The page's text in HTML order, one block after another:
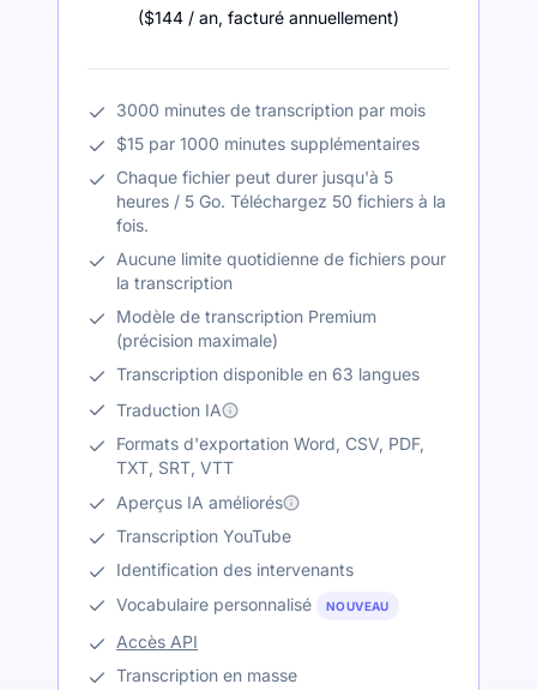
($144 / an, facturé annuellement)
3000 minutes de transcription par mois
$15 par 1000 minutes supplémentaires
Chaque fichier peut durer jusqu'à 5
heures / 5 Go. Téléchargez 50 fichiers à la
fois.
Aucune limite quotidienne de fichiers pour
la transcription
Modèle de transcription Premium
(précision maximale)
Transcription disponible en 63 langues
Traduction IA
Formats d'exportation Word, CSV, PDF,
TXT, SRT, VTT
Aperçus IA améliorés
Transcription YouTube
Identification des intervenants
Vocabulaire personnalisé
NOUVEAU
Accès API
Transcription en masse